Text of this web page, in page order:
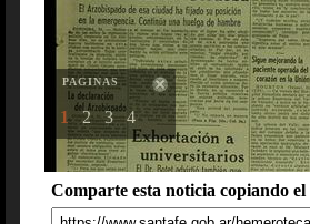
PAGINAS
1 2 3 4
Comparte esta noticia copiando el